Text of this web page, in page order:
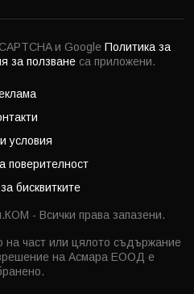
и Google Политика за
за ползване са приложени.
условия
поверителност
бисквитките
- Всички права запазени.
на част или цялото съдържание
на Асмара ЕООД е